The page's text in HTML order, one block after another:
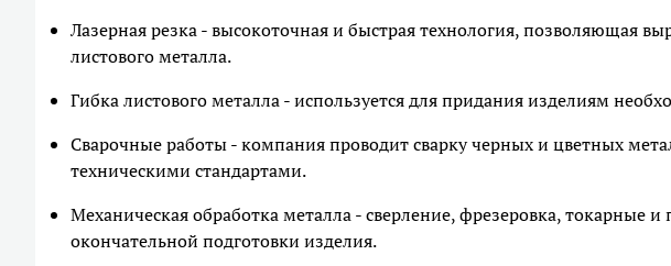
Лазерная резка - высокоточная и быстрая технология, позволяющая
листового металла.
Гибка листового металла - используется для придания изделиям
Сварочные работы - компания проводит сварку черных и цветных
техническими стандартами.
Механическая обработка металла - сверление, фрезеровка, токарные
окончательной подготовки изделия.